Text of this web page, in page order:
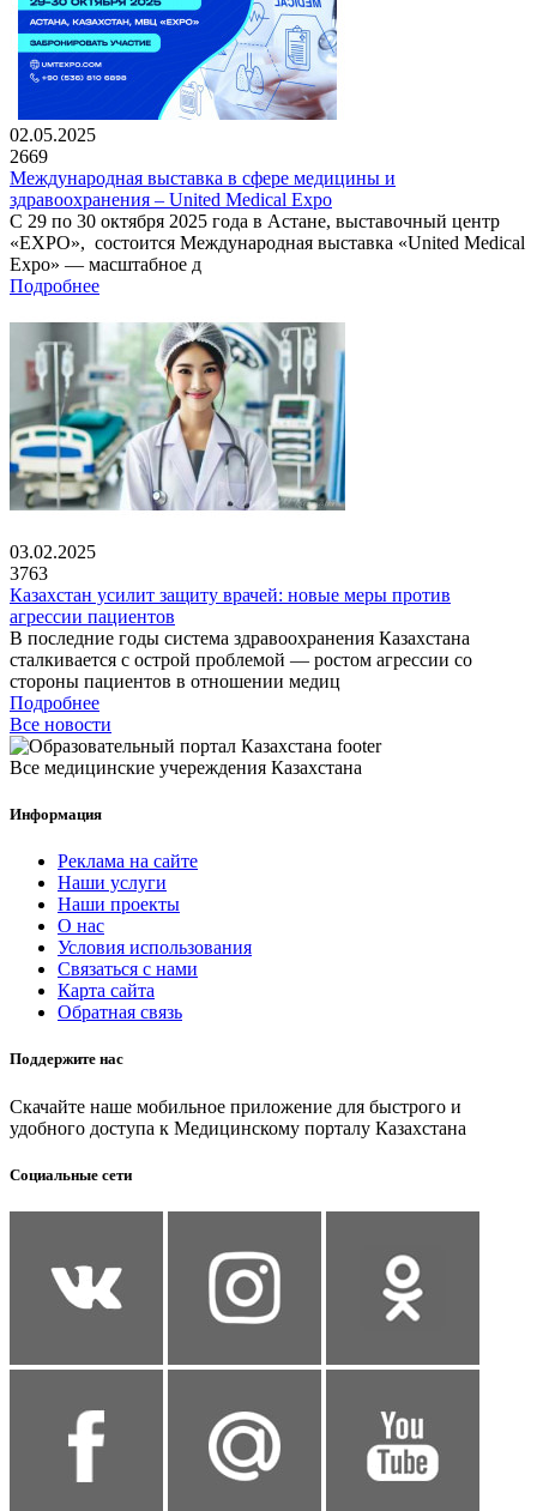
02.05.2025
2669
Международная выставка в сфере медицины и
здравоохранения – United Medical Expo
С 29 по 30 октября 2025 года в Астане, выставочный центр
«EXPO», состоится Международная выставка «United Medical
Expo» — масштабное д
Подробнее
03.02.2025
3763
Казахстан усилит защиту врачей: новые меры против
агрессии пациентов
В последние годы система здравоохранения Казахстана
сталкивается с острой проблемой — ростом агрессии со
стороны пациентов в отношении медиц
Подробнее
Все новости
Все медицинские учереждения Казахстана
Информация
Реклама на сайте
Наши услуги
Наши проекты
О нас
Условия использования
Связаться с нами
Карта сайта
Обратная связь
Поддержите нас
Скачайте наше мобильное приложение для быстрого и
удобного доступа к Медицинскому порталу Казахстана
Социальные сети